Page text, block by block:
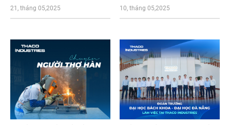
HỌC “ĐỔI MỚI CÔNG NGHỆ,
21, tháng 05,2025
PHỤ TÙNG SANG CÁC THỊ
10, tháng 05,2025